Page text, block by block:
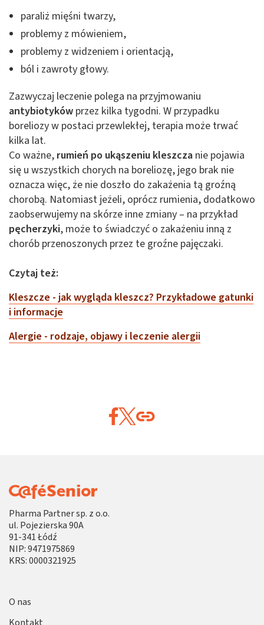
paraliż mięśni twarzy,
problemy z mówieniem,
problemy z widzeniem i orientacją,
ból i zawroty głowy.
Zazwyczaj leczenie polega na przyjmowaniu
antybiotyków przez kilka tygodni. W przypadku
boreliozy w postaci przewlekłej, terapia może trwać
kilka lat.
Co ważne, rumień po ukąszeniu kleszcza nie pojawia
się u wszystkich chorych na boreliozę, jego brak nie
oznacza więc, że nie doszło do zakażenia tą groźną
chorobą. Natomiast jeżeli, oprócz rumienia, dodatkowo
zaobserwujemy na skórze inne zmiany – na przykład
pęcherzyki, może to świadczyć o zakażeniu inną z
chorób przenoszonych przez te groźne pajęczaki.
Czytaj też:
Kleszcze - jak wygląda kleszcz? Przykładowe gatunki
i informacje
Alergie - rodzaje, objawy i leczenie alergii
Pharma Partner sp. z o.o.
ul. Pojezierska 90A
91-341 Łódź
NIP: 9471975869
KRS: 0000321925
O nas